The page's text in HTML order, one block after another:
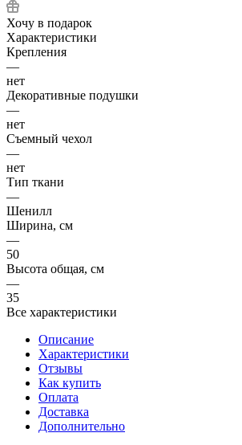
Хочу в подарок
Характеристики
Крепления
—
нет
Декоративные подушки
—
нет
Съемный чехол
—
нет
Тип ткани
—
Шенилл
Ширина, см
—
50
Высота общая, см
—
35
Все характеристики
Описание
Характеристики
Отзывы
Как купить
Оплата
Доставка
Дополнительно